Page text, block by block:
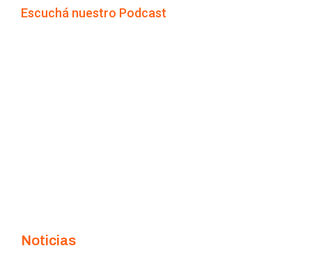
Escuchá nuestro Podcast
Noticias